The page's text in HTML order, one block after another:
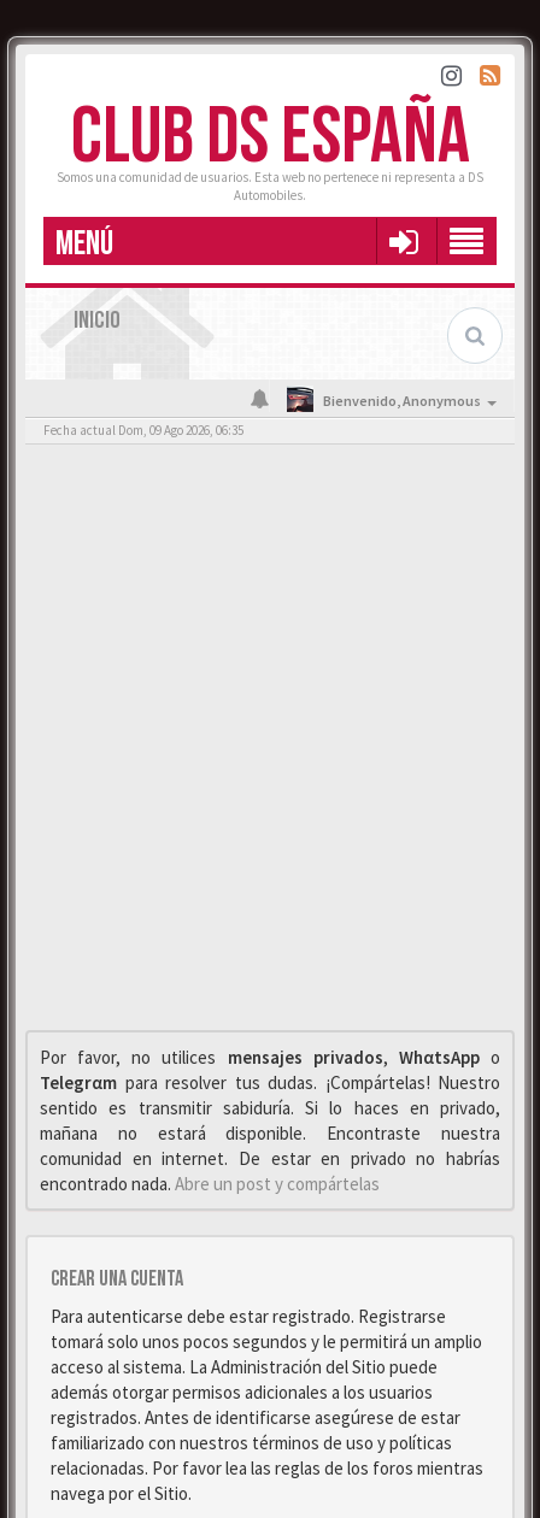
CLUB DS ESPAÑA
Somos una comunidad de usuarios. Esta web no pertenece ni representa a DS
Automobiles.
MENÚ
INICIO
Bienvenido,Anonymous
Fecha actual Dom, 09 Ago 2026, 06:35
Por favor, no utilices mensajes privados, WhαtsAppo
Telegrαm para resolver tus dudas. ¡Compártelas! Nuestro
sentido es transmitir sabiduría. Si lo haces en privado,
mañana no estará disponible. Encontraste nuestra
comunidad en internet. De estar en privado no habrías
encontrado nada. Abre un post y compártelas
Crear una cuenta
Para autenticarse debe estar registrado. Registrarse
tomará solo unos pocos segundos y le permitirá un amplio
acceso al sistema. La Administración del Sitio puede
además otorgar permisos adicionales a los usuarios
registrados. Antes de identificarse asegúrese de estar
familiarizado con nuestros términos de uso y políticas
relacionadas. Por favor lea las reglas de los foros mientras
navega por el Sitio.